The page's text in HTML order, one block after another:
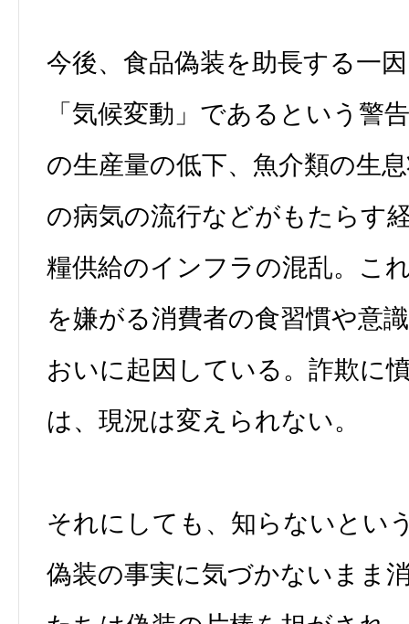
今後、食品偽装を助長する一
「気候変動」であるという警
の生産量の低下、魚介類の生
の病気の流行などがもたらす
糧供給のインフラの混乱。こ
を嫌がる消費者の食習慣や意
おいに起因している。詐欺に
は、現況は変えられない。
それにしても、知らないとい
偽装の事実に気づかないまま